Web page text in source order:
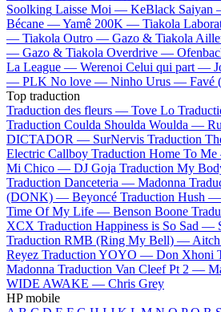
Soolking Laisse Moi — KeBlack Saiyan
Bécane —Yamê 200K — Tiakola
— Tiakola Outro — Gazo & Tiakola
— Gazo & Tiakola Overdrive —
La League — Werenoi Celui qui part —
— PLK No love — Ninho Urus — Favé
Top traduction
Traduction des fleurs — Tove Lo
Traduction Coulda Shoulda Woulda —
DICTADOR — SurNervis Traduction
Electric Callboy Traduction Home To
Mi Chico — DJ Goja Traduction My
Traduction Danceteria — Madonna
(DONK) — Beyoncé Traduction Hush —
Time Of My Life — Benson Boone
XCX Traduction Happiness is So Sad —
Traduction RMB (Ring My Bell) — Aitch
Reyez Traduction YOYO — Don Xhoni
Madonna Traduction Van Cleef Pt 2 —
WIDE AWAKE — Chris Grey
HP mobile